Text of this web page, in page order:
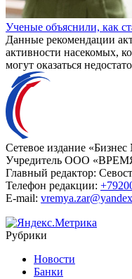
Ученые объяснили, как
Данные рекомендации
активности насекомых,
могут оказаться
Сетевое издание «Бизнес
Учредитель ООО
Главный редактор:
Телефон редакции:
E-mail:
Рубрики
Новости
Банки